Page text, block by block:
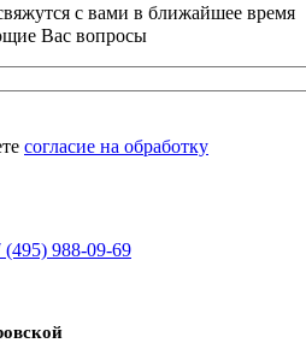
с вами в ближайшее время
Вас вопросы
согласие на обработку
(495) 988-09-69